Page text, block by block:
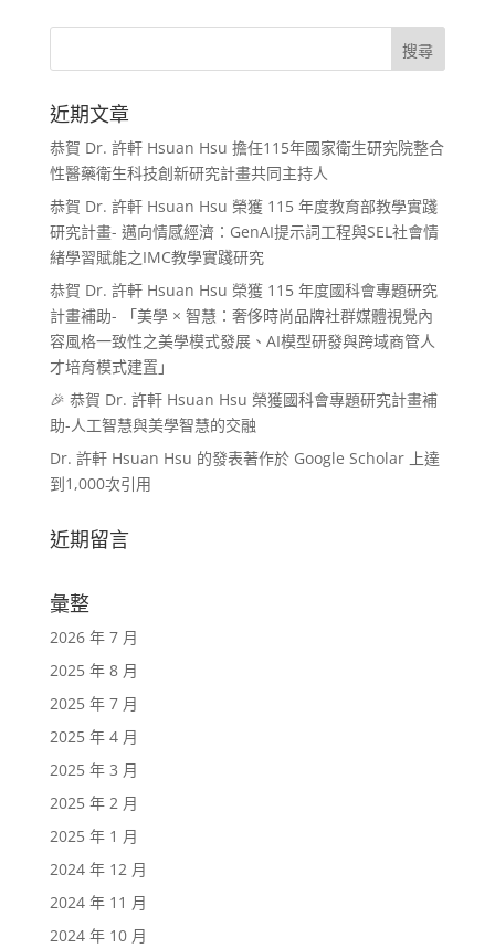
近期文章
恭賀 Dr. 許軒 Hsuan Hsu 擔任115年國家衛生研究院整合
性醫藥衛生科技創新研究計畫共同主持人
恭賀 Dr. 許軒 Hsuan Hsu 榮獲 115 年度教育部教學實踐
研究計畫- 邁向情感經濟：GenAI提示詞工程與SEL社會情
緒學習賦能之IMC教學實踐研究
恭賀 Dr. 許軒 Hsuan Hsu 榮獲 115 年度國科會專題研究
計畫補助- 「美學 × 智慧：奢侈時尚品牌社群媒體視覺內
容風格一致性之美學模式發展、AI模型研發與跨域商管人
才培育模式建置」
🎉 恭賀 Dr. 許軒 Hsuan Hsu 榮獲國科會專題研究計畫補
助-人工智慧與美學智慧的交融
Dr. 許軒 Hsuan Hsu 的發表著作於 Google Scholar 上達
到1,000次引用
近期留言
彙整
2026 年 7 月
2025 年 8 月
2025 年 7 月
2025 年 4 月
2025 年 3 月
2025 年 2 月
2025 年 1 月
2024 年 12 月
2024 年 11 月
2024 年 10 月